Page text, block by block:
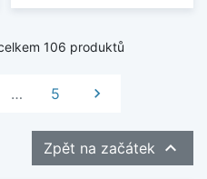
106 produktů
… 5 Další

Zpět na začátek 